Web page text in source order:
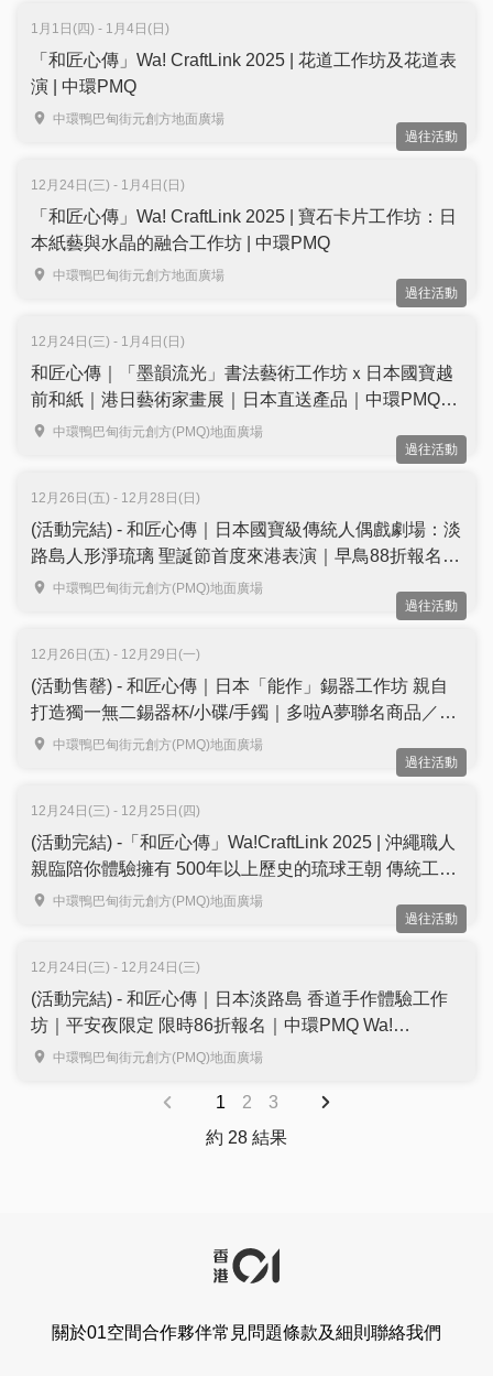
1月1日(四) - 1月4日(日)
「和匠心傳」Wa! CraftLink 2025 | 花道工作坊及花道表
演 | 中環PMQ
中環鴨巴甸街元創方地面廣場
過往活動
12月24日(三) - 1月4日(日)
「和匠心傳」Wa! CraftLink 2025 | 寶石卡片工作坊：日
本紙藝與水晶的融合工作坊 | 中環PMQ
中環鴨巴甸街元創方地面廣場
過往活動
12月24日(三) - 1月4日(日)
和匠心傳｜「墨韻流光」書法藝術工作坊ｘ日本國寶越
前和紙｜港日藝術家畫展｜日本直送產品｜中環PMQ
Wa! CraftLink 2025
中環鴨巴甸街元創方(PMQ)地面廣場
過往活動
12月26日(五) - 12月28日(日)
(活動完結) - 和匠心傳｜日本國寶級傳統人偶戲劇場：淡
路島人形淨琉璃 聖誕節首度來港表演｜早鳥88折報名
附中英字幕解說｜中環PMQ
中環鴨巴甸街元創方(PMQ)地面廣場
過往活動
12月26日(五) - 12月29日(一)
(活動售罄) - 和匠心傳｜日本「能作」錫器工作坊 親自
打造獨一無二錫器杯/小碟/手鐲｜多啦A夢聯名商品／香
港首個大型錫器主題展覽｜中環PMQ Wa! CraftLink
中環鴨巴甸街元創方(PMQ)地面廣場
過往活動
12月24日(三) - 12月25日(四)
(活動完結) -「和匠心傳」Wa!CraftLink 2025 | 沖繩職人
親臨陪你體驗擁有 500年以上歷史的琉球王朝 傳統工藝
「紅型染」| 中環PMQ
中環鴨巴甸街元創方(PMQ)地面廣場
過往活動
12月24日(三) - 12月24日(三)
(活動完結) - 和匠心傳｜日本淡路島 香道手作體驗工作
坊｜平安夜限定 限時86折報名｜中環PMQ Wa!
CraftLink 2025
中環鴨巴甸街元創方(PMQ)地面廣場
1 2
3
約 28 結果
關於01空間合作夥伴常見問題條款及細則 聯絡我們